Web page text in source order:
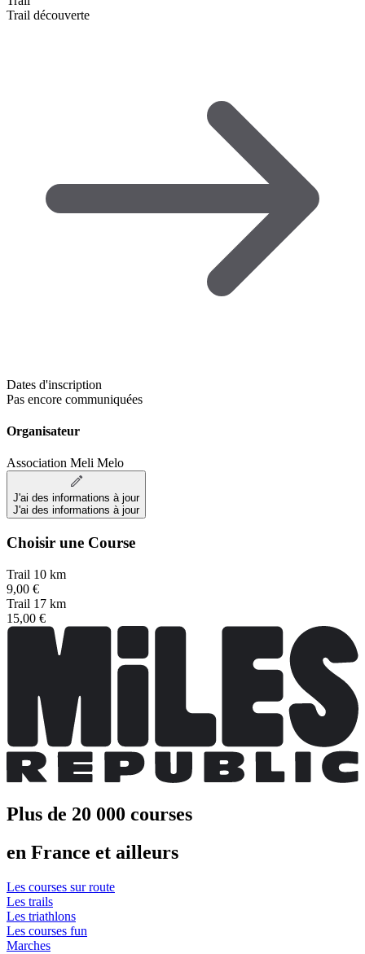
Trail découverte
Dates d'inscription
Pas encore communiquées
Organisateur
Association Meli Melo
J'ai des informations à jour
J'ai des informations à jour
Choisir une Course
Trail 10 km
9,00 €
Trail 17 km
15,00 €
Plus de 20 000 courses
en France et ailleurs
Les courses sur route
Les trails
Les triathlons
Les courses fun
Marches